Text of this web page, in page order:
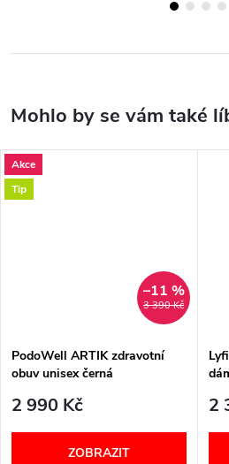
Akce
Tip
3 390 Kč
–11 %
PodoWell ARTIK zdravotní
obuv unisex černá
2 990 Kč
ZOBRAZIT
2